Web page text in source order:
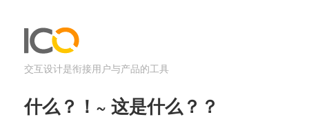
交互设计是衔接用户与产品的工具
什么？！~ 这是什么？？